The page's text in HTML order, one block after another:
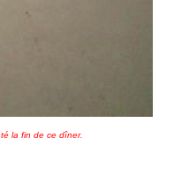
la fin de ce dîner.